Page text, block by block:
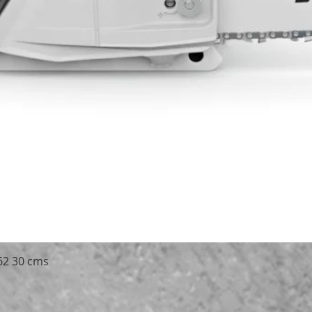
Schnellansicht
30 cms